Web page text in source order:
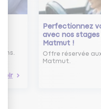
Perfectionnez
avec nos
Matmut !
Offre réservée
Matmut.